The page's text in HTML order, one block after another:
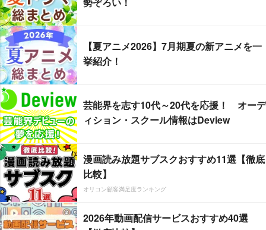
【夏アニメ2026】7月期夏の新アニメを一
挙紹介！
芸能界を志す10代～20代を応援！ オーデ
ィション・スクール情報はDeview
漫画読み放題サブスクおすすめ11選【徹底
比較】
オリコン顧客満足度ランキング
2026年動画配信サービスおすすめ40選